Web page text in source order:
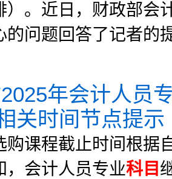
）。近日，财政部会
的问题回答了记者
年会计人员
关时间节点提示
购课程截止时间根据
，会计人员专业科目